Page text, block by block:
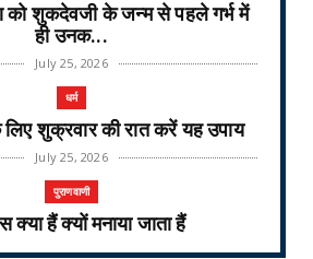
को शुकदेवजी के जन्म से पहले गर्भ में
ही उनक...
July 25, 2026
धर्म
के लिए शुक्रवार की रात करें यह उपाय
July 25, 2026
पुराणवाणी
क्या हैं क्यों मनाया जाता हैं
July 25, 2026